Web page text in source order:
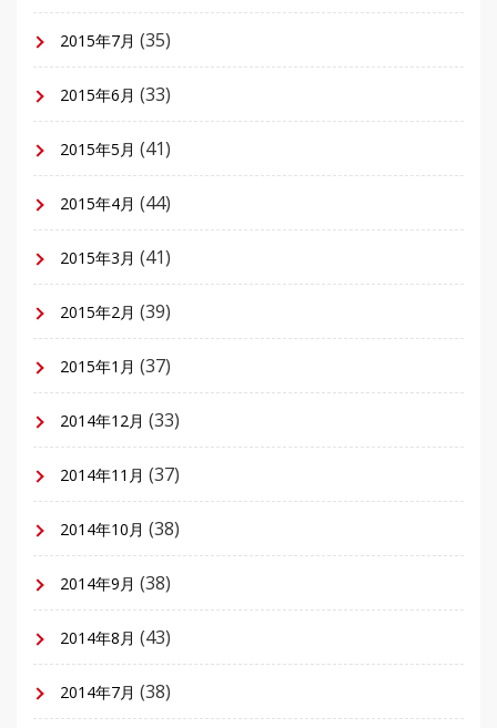
2015年7月 (35)
2015年6月 (33)
2015年5月 (41)
2015年4月 (44)
2015年3月 (41)
2015年2月 (39)
2015年1月 (37)
2014年12月 (33)
2014年11月 (37)
2014年10月 (38)
2014年9月 (38)
2014年8月 (43)
2014年7月 (38)